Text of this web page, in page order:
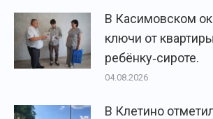
В Касимовском
ключи от квартиры
ребёнку‑сироте.
04.08.2026
В Клетино